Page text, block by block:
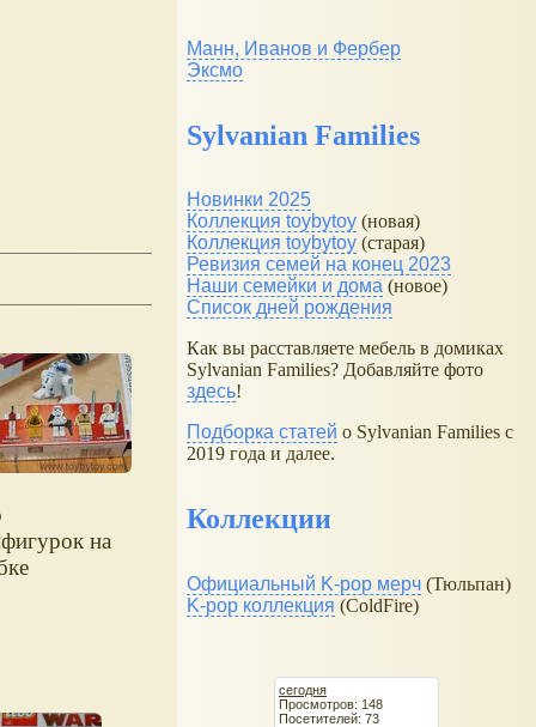
на
Манн, Иванов и Фербер
Эксмо
Sylvanian Families
Новинки 2025
Коллекция toybytoy (новая)
Коллекция toybytoy (старая)
Ревизия семей на конец 2023
Наши семейки и дома (новое)
Список дней рождения
Как вы расставляете мебель в домиках
Sylvanian Families? Добавляйте фото
здесь!
Подборка статей о Sylvanian Families с
2019 года и далее.
Коллекции
Официальный K-pop мерч (Тюльпан)
K-pop коллекция (ColdFire)
сегодня
Просмотров: 148
Посетителей: 73